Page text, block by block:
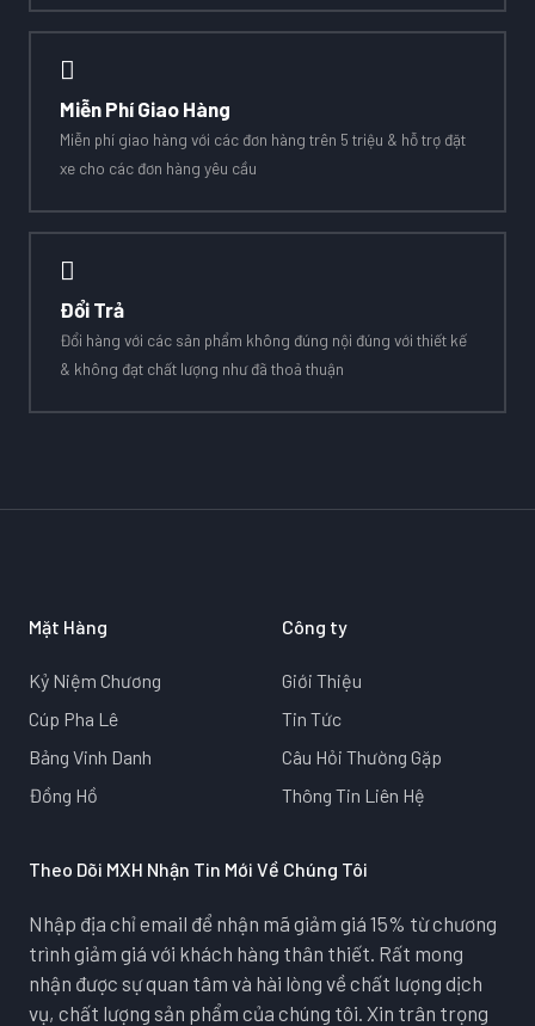
Miễn Phí Giao Hàng
Miễn phí giao hàng với các đơn hàng trên 5 triệu & hỗ trợ đặt
xe cho các đơn hàng yêu cầu
Đổi Trả
Đổi hàng với các sản phẩm không đúng nội đúng với thiết kế
& không đạt chất lượng như đã thoả thuận
Mặt Hàng
Kỷ Niệm Chương
Cúp Pha Lê
Bảng Vinh Danh
Đồng Hồ
Công ty
Giới Thiệu
Tin Tức
Câu Hỏi Thường Gặp
Thông Tin Liên Hệ
Theo Dõi MXH Nhận Tin Mới Về Chúng Tôi
Nhập địa chỉ email để nhận mã giảm giá 15% từ chương
trình giảm giá với khách hàng thân thiết. Rất mong
nhận được sự quan tâm và hài lòng về chất lượng dịch
vụ, chất lượng sản phẩm của chúng tôi. Xin trân trọng